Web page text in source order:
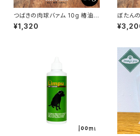
つばきの肉球バァム 10g 椿油
日本ミツバチ 肉球クリーム
¥1,320
ぼたん
日本ミ